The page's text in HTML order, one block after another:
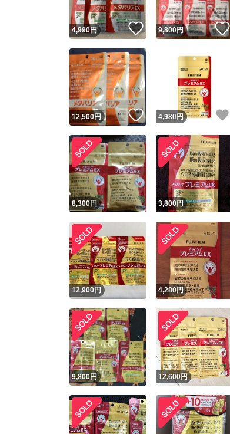
4,990円 いいね！
9,800円
12,500円 いいね！
4,980 円
8,300円 3,800円
12,900円 4,280円
9,800円 12,600円